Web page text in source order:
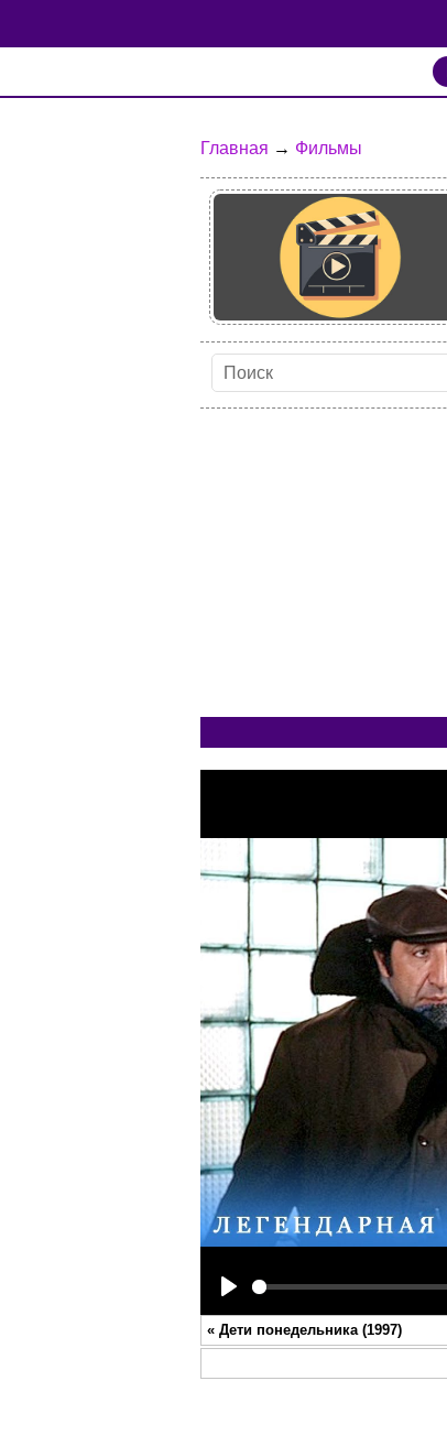
Главная → Фильмы
Play
« Дети понедельника (1997)